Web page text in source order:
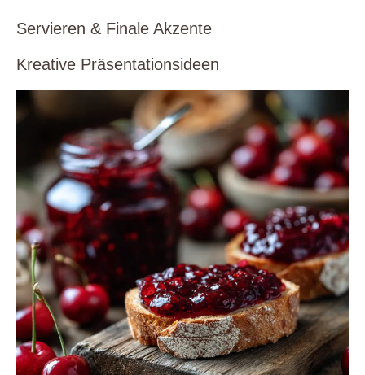
Servieren & Finale Akzente
Kreative Präsentationsideen